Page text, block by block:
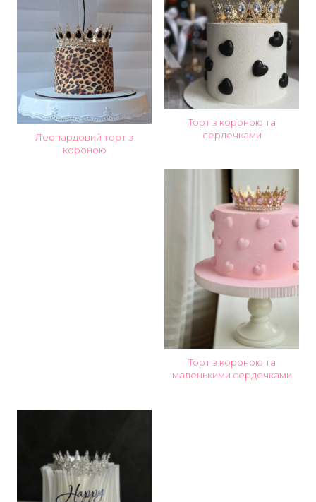
Леопардовий торт з
короною
Торт з короною та
сердечками
Торт з короною та
маленькими сердечками